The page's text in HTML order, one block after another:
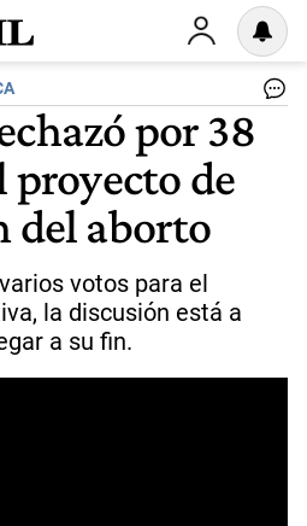
por 38
proyecto de
del aborto
votos para el
la discusión está a
a su fin.